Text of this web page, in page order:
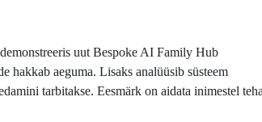
uut Bespoke AI Family Hub
hakkab aeguma. Lisaks analüüsib süsteem
tarbitakse. Eesmärk on aidata inimestel